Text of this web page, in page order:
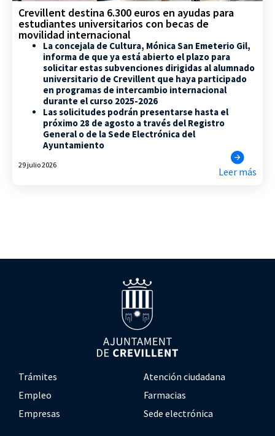
Crevillent destina 6.300 euros en ayudas para
estudiantes universitarios con becas de
movilidad internacional
La concejala de Cultura, Mónica San Emeterio Gil,
informa de que ya está abierto el plazo para
solicitar estas subvenciones dirigidas al alumnado
universitario de Crevillent que haya participado
en programas de intercambio internacional
durante el curso 2025-2026
Las solicitudes podrán presentarse hasta el
próximo 28 de agosto a través del Registro
General o de la Sede Electrónica del
Ayuntamiento
29 julio 2026
Leer más
Trámites
Atención ciudadana
Empleo
Farmacias
Empresas
Sede electrónica